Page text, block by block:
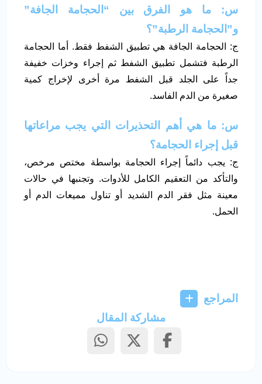
س: ما هو الفرق بين “الحجامة الجافة”
و”الحجامة الرطبة”؟
ج: الحجامة الجافة هي تطبيق الشفط فقط. أما الحجامة
الرطبة فتشمل تطبيق الشفط ثم إجراء وخزات خفيفة
جداً على الجلد قبل الشفط مرة أخرى لإخراج كمية
صغيرة من الدم الفاسد.
س: ما هي أهم التحذيرات التي يجب مراعاتها
قبل إجراء الحجامة؟
ج: يجب دائماً إجراء الحجامة بواسطة مختص مرخص،
والتأكد من التعقيم الكامل للأدوات. وتجنبها في حالات
معينة مثل فقر الدم الشديد أو تناول مميعات الدم أو
الحمل.
المراجع
مشاركة المقال